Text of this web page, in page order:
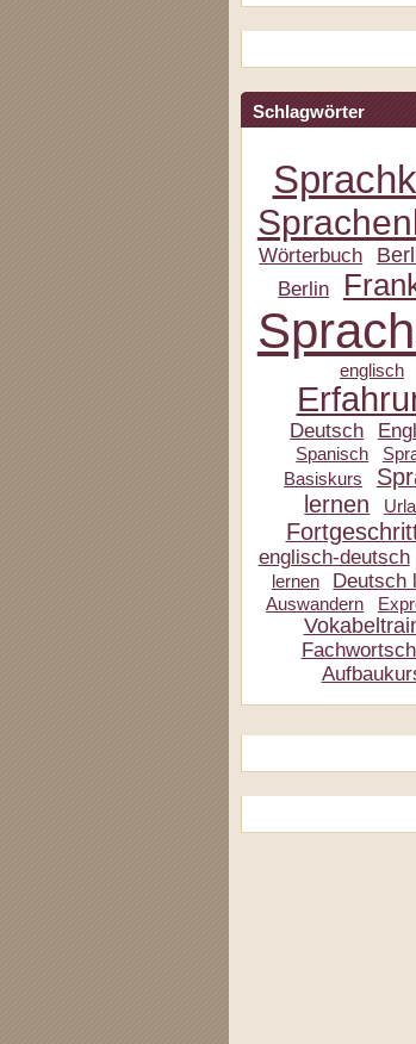
Schlagwörter
Wörterbuch
Berlin
englisch
Deutsch
Spanisch
Basiskurs
lernen
englisch-deutsch
lernen
Deutsch
Auswandern